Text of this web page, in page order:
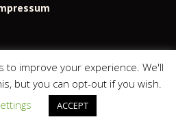
Über Uns
to improve your experience. We'll
but you can opt-out if you wish.
ACCEPT